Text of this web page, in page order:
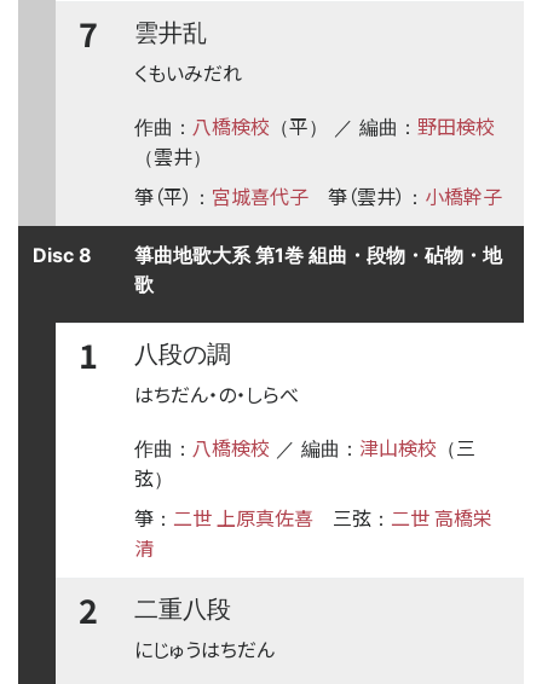
7
雲井乱
くもいみだれ
作曲： 八橋検校 （平） ／ 編曲： 野田検校
（雲井）
箏（平） ： 宮城喜代子 箏（雲井） ： 小橋幹子
Disc 8
箏曲地歌大系 第1巻 組曲・段物・砧物・地
歌
1
八段の調
はちだん・の・しらべ
作曲： 八橋検校 ／ 編曲： 津山検校 （三
弦）
箏 ： 二世 上原真佐喜 三弦 ： 二世 高橋栄
清
2
二重八段
にじゅうはちだん